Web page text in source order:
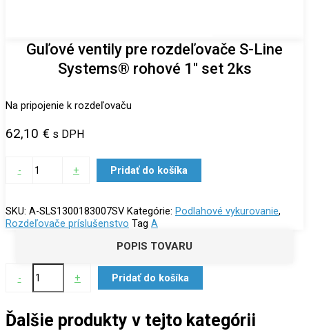
Guľové ventily pre rozdeľovače S-Line
Systems® rohové 1″ set 2ks
Na pripojenie k rozdeľovaču
62,10 € s DPH
- + Pridať do košíka
SKU: A-SLS1300183007SV Kategórie: Podlahové vykurovanie,
Rozdeľovače príslušenstvo Tag A
POPIS TOVARU
- + Pridať do košíka
Ďalšie produkty v tejto kategórii